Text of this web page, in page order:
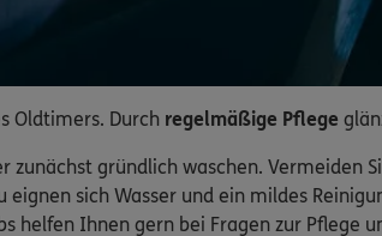
Oldtimers. Durch regelmäßige Pflege
gründlich waschen. Vermeiden
eignen sich Wasser und ein mildes
helfen Ihnen gern bei Fragen zur Pflege